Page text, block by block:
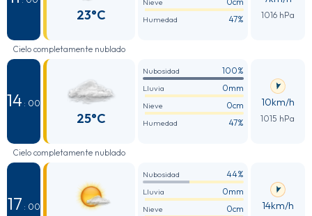
23°C
Nieve
Humedad 47% 1016 hPa
Cielo completamente nublado
14 : 00
25°C
Nubosidad 100%
Lluvia 0mm
Nieve 0cm
Humedad 47%
10km/h
1015 hPa
Cielo completamente nublado
17 : 00
Nubosidad 44%
Lluvia 0mm
Nieve 0cm 14km/h